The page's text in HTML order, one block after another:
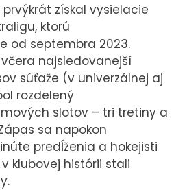
získal vysielacie
ktorú
od septembra 2023.
najsledovanejší
súťaže (v univerzálnej aj
rozdelený
slotov – tri tretiny a
sa napokon
predĺženia a hokejisti
klubovej histórii stali